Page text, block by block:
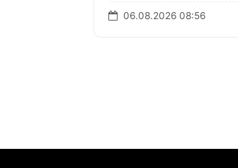
06.08.2026 08:56